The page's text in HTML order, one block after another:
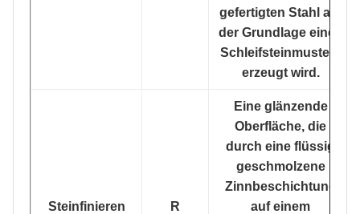
gefertigten Stahl auf
der Grundlage eines
Schleifsteinmusters
erzeugt wird.
Steinfinieren R
Eine glänzende
Oberfläche, die
durch eine flüssig
geschmolzene
Zinnbeschichtung
auf einem